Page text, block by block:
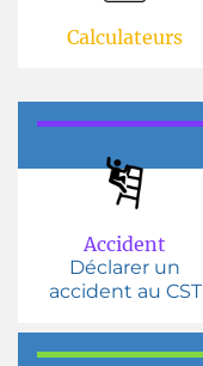
Calculateurs
Accident
Déclarer un
accident au CST